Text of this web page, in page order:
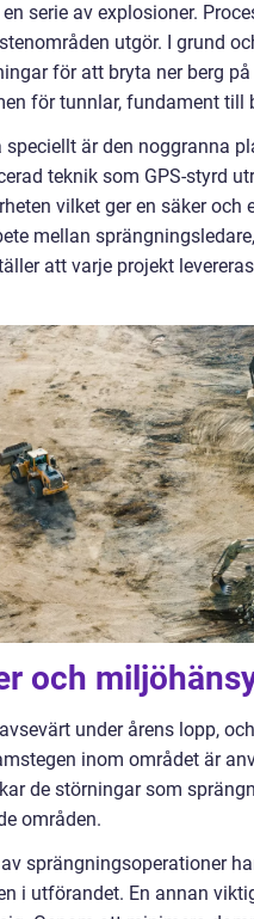
serie av explosioner.
utgör. I grund
för att bryta ner berg
för tunnlar, fundament till
är den noggranna
teknik som GPS-styrd
vilket ger en säker
mellan
att varje projekt
och
under årens lopp,
inom området är
de störningar som
områden.
sprängningsoperationer
i utförandet. En annan